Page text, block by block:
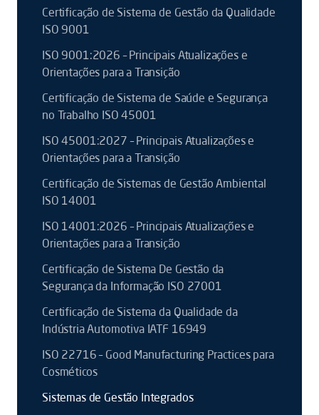
Certificação de Sistema de Gestão da Qualidade
ISO 9001
ISO 9001:2026 – Principais Atualizações e
Orientações para a Transição
Certificação de Sistema de Saúde e Segurança
no Trabalho ISO 45001
ISO 45001:2027 – Principais Atualizações e
Orientações para a Transição
Certificação de Sistemas de Gestão Ambiental
ISO 14001
ISO 14001:2026 – Principais Atualizações e
Orientações para a Transição
Certificação de Sistema De Gestão da
Segurança da Informação ISO 27001
Certificação de Sistema da Qualidade da
Indústria Automotiva IATF 16949
ISO 22716 – Good Manufacturing Practices para
Cosméticos
Sistemas de Gestão Integrados